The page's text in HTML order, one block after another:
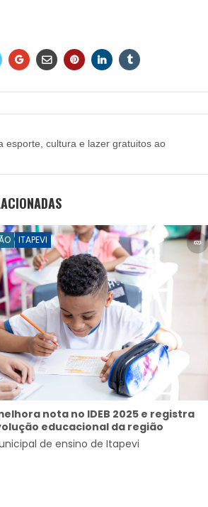
esporte, cultura e lazer gratuitos ao
ITAPEVI
nota no IDEB 2025 e registra
educacional da região
de ensino de Itapevi